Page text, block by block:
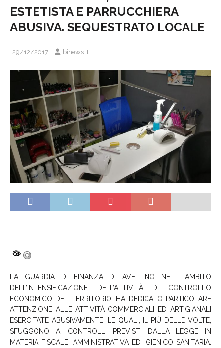
ESTETISTA E PARRUCCHIERA
ABUSIVA. SEQUESTRATO LOCALE
29/12/2017 binews.it
LA GUARDIA DI FINANZA DI AVELLINO NELL’ AMBITO
DELL’INTENSIFICAZIONE DELL’ATTIVITÀ DI CONTROLLO
ECONOMICO DEL TERRITORIO, HA DEDICATO PARTICOLARE
ATTENZIONE ALLE ATTIVITÀ COMMERCIALI ED ARTIGIANALI
ESERCITATE ABUSIVAMENTE, LE QUALI, IL PIÙ DELLE VOLTE,
SFUGGONO AI CONTROLLI PREVISTI DALLA LEGGE IN
MATERIA FISCALE, AMMINISTRATIVA ED IGIENICO SANITARIA.